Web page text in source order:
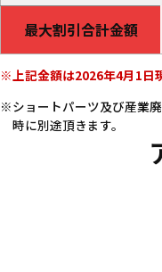
最大割引合計金額
上記金額は2026年4月1日
ショートパーツ及び産業
時に別途頂きます。